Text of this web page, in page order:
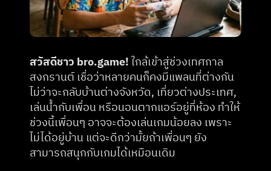
สวัสดีชาว bro.game! ใกล้เข้าสู่ช่วงเทศกาล
สงกรานต์ เชื่อว่าหลายคนก็คงมีแพลนที่ต่างกัน
ไม่ว่าจะกลับบ้านต่างจังหวัด, เที่ยวต่างประเทศ,
เล่นน้ำกับเพื่อน หรือนอนตากแอร์อยู่ที่ห้อง ทำให้
ช่วงนี้เพื่อนๆ อาจจะต้องเล่นเกมน้อยลง เพราะ
ไม่ได้อยู่บ้าน แต่จะดีกว่ามั้ยถ้าเพื่อนๆ ยัง
สามารถสนุกกับเกมได้เหมือนเดิม